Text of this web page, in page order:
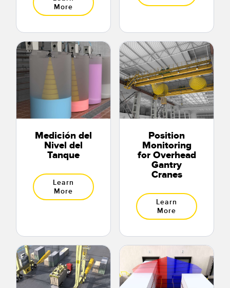
More
Medición del
Nivel del
Tanque
Learn
More
Position
Monitoring
for Overhead
Gantry
Cranes
Learn
More